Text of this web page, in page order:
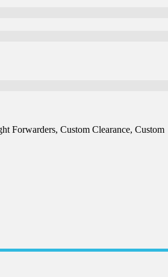
Forwarders, Custom Clearance, Custom